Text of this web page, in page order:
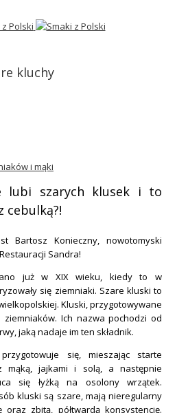
kluchy
szarych klusek i to
cebulką?!
Bartosz Konieczny, nowotomyski
Sandra!
już w XIX wieku, kiedy to w
się ziemniaki. Szare kluski to
Kluski, przygotowywane
ziemniaków. Ich nazwa pochodzi od
jaką nadaje im ten składnik.
się, mieszając starte
jajkami i solą, a następnie
się łyżką na osolony wrzątek.
kluski są szare, mają nieregularny
oraz zbitą, półtwardą konsystencję.